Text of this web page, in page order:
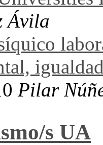
Ávila
Pilar
s UA